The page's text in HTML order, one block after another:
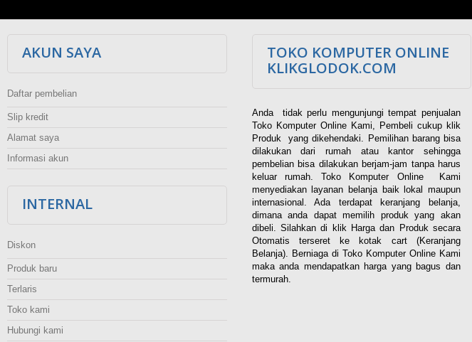
AKUN SAYA
Daftar pembelian
Slip kredit
Alamat saya
Informasi akun
INTERNAL
Diskon
Produk baru
Terlaris
Toko kami
Hubungi kami
TOKO KOMPUTER ONLINE
KLIKGLODOK.COM
Anda tidak perlu mengunjungi tempat penjualan
Toko Komputer Online Kami, Pembeli cukup klik
Produk yang dikehendaki. Pemilihan barang bisa
dilakukan dari rumah atau kantor sehingga
pembelian bisa dilakukan berjam-jam tanpa harus
keluar rumah. Toko Komputer Online Kami
menyediakan layanan belanja baik lokal maupun
internasional. Ada terdapat keranjang belanja,
dimana anda dapat memilih produk yang akan
dibeli. Silahkan di klik Harga dan Produk secara
Otomatis terseret ke kotak cart (Keranjang
Belanja). Berniaga di Toko Komputer Online Kami
maka anda mendapatkan harga yang bagus dan
termurah.